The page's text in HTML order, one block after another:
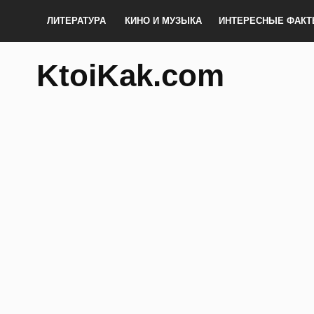
ЛИТЕРАТУРА КИНО И МУЗЫКА ИНТЕРЕСНЫЕ
KtoiKak.com